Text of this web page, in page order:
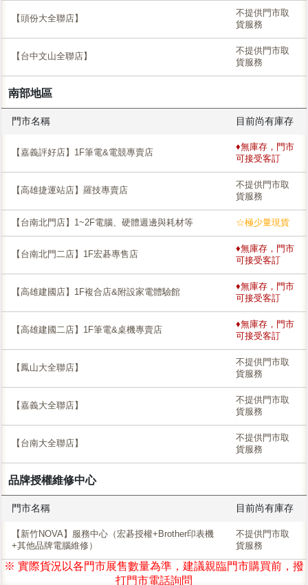
【頭份大全聯店】
不提供門市取
貨服務
【台中文山全聯店】
不提供門市取
貨服務
南部地區
門市名稱 目前尚有庫存
【嘉義評好店】1F筆電&電競專賣店
♦無庫存，門市
可接受客訂
【高雄捷運站店】羅技專賣店
不提供門市取
貨服務
【台南北門店】1~2F電腦、硬體週邊與耗材等 ☆極少量現貨
【台南北門二店】1F宏碁專售店
♦無庫存，門市
可接受客訂
【高雄建國店】1F複合店&附設家電體驗館
♦無庫存，門市
可接受客訂
【高雄建國二店】1F筆電&桌機專賣店
♦無庫存，門市
可接受客訂
【鳳山大全聯店】
不提供門市取
貨服務
【嘉義大全聯店】
不提供門市取
貨服務
【台南大全聯店】
不提供門市取
貨服務
品牌授權維修中心
門市名稱 目前尚有庫存
【新竹NOVA】服務中心（宏碁授權+Brother印表機
+其他品牌電腦維修）
不提供門市取
貨服務
※ 實際貨況以各門市展售數量為準，建議親臨門市購買前，撥
打門市電話詢問